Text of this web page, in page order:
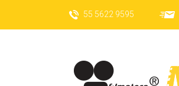
55 5622 9595